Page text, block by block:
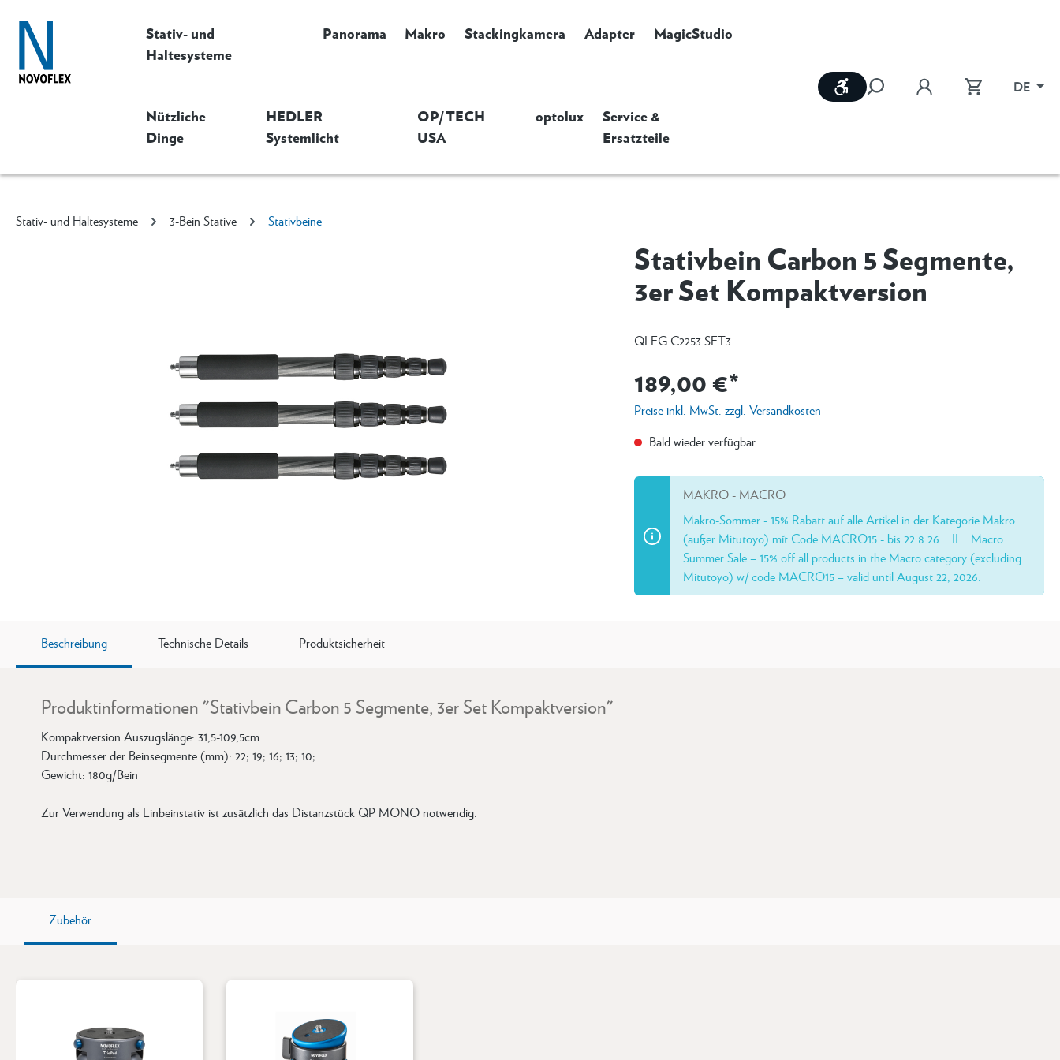
Stativ- und
Haltesysteme
Panorama Makro Stackingkamera Adapter MagicStudio
Nützliche
Dinge
HEDLER
Systemlicht
OP/TECH
USA
optolux
Service &
Ersatzteile
Werkzeugleiste anzeigen DE
Stativ- und Haltesysteme 3-Bein Stative Stativbeine
Stativbein Carbon 5 Segmente,
3er Set Kompaktversion
QLEG C2253 SET3
189,00 €*
Preise inkl. MwSt. zzgl. Versandkosten
Bald wieder verfügbar
MAKRO - MACRO
Makro-Sommer - 15% Rabatt auf alle Artikel in der Kategorie Makro
(außer Mitutoyo) mít Code MACRO15 - bis 22.8.26 ...II... Macro
Summer Sale – 15% off all products in the Macro category (excluding
Mitutoyo) w/ code MACRO15 – valid until August 22, 2026.
Beschreibung Technische Details Produktsicherheit
Produktinformationen "Stativbein Carbon 5 Segmente, 3er Set Kompaktversion"
Kompaktversion Auszugslänge: 31,5-109,5cm
Durchmesser der Beinsegmente (mm): 22; 19; 16; 13; 10;
Gewicht: 180g/Bein
Zur Verwendung als Einbeinstativ ist zusätzlich das Distanzstück QP MONO notwendig.
Zubehör